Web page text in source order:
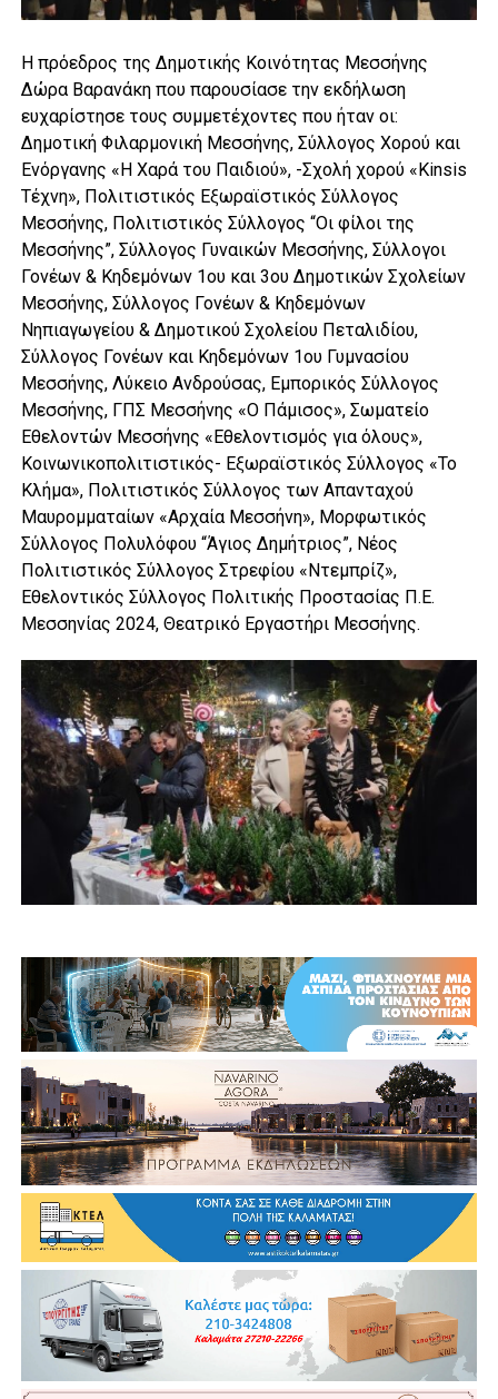
Η πρόεδρος της Δημοτικής Κοινότητας Μεσσήνης
Δώρα Βαρανάκη που παρουσίασε την εκδήλωση
ευχαρίστησε τους συμμετέχοντες που ήταν οι:
Δημοτική Φιλαρμονική Μεσσήνης, Σύλλογος Χορού και
Ενόργανης «Η Χαρά του Παιδιού», -Σχολή χορού «Kinsis
Τέχνη», Πολιτιστικός Εξωραϊστικός Σύλλογος
Μεσσήνης, Πολιτιστικός Σύλλογος “Οι φίλοι της
Μεσσήνης”, Σύλλογος Γυναικών Μεσσήνης, Σύλλογοι
Γονέων & Κηδεμόνων 1ου και 3ου Δημοτικών Σχολείων
Μεσσήνης, Σύλλογος Γονέων & Κηδεμόνων
Νηπιαγωγείου & Δημοτικού Σχολείου Πεταλιδίου,
Σύλλογος Γονέων και Κηδεμόνων 1ου Γυμνασίου
Μεσσήνης, Λύκειο Ανδρούσας, Εμπορικός Σύλλογος
Μεσσήνης, ΓΠΣ Μεσσήνης «Ο Πάμισος», Σωματείο
Εθελοντών Μεσσήνης «Εθελοντισμός για όλους»,
Κοινωνικοπολιτιστικός- Εξωραϊστικός Σύλλογος «Το
Κλήμα», Πολιτιστικός Σύλλογος των Απανταχού
Μαυρομματαίων «Αρχαία Μεσσήνη», Μορφωτικός
Σύλλογος Πολυλόφου “Άγιος Δημήτριος”, Νέος
Πολιτιστικός Σύλλογος Στρεφίου «Ντεμπρίζ»,
Εθελοντικός Σύλλογος Πολιτικής Προστασίας Π.Ε.
Μεσσηνίας 2024, Θεατρικό Εργαστήρι Μεσσήνης.